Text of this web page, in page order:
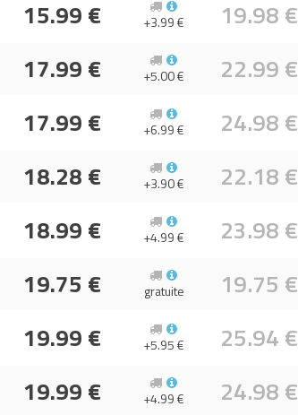
15.99 € 19.98 €
+3.99 €
17.99 € 22.99 €
+5.00 €
17.99 € 24.98 €
+6.99 €
18.28 € 22.18 €
+3.90 €
18.99 € 23.98 €
+4.99 €
19.75 € 19.75 €
gratuite
19.99 € 25.94 €
+5.95 €
19.99 € 24.98 €
+4.99 €